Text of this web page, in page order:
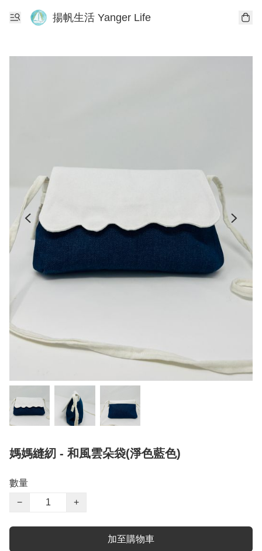
揚帆生活 Yanger Life
媽媽縫紉 - 和風雲朵袋(淨色藍色)
數量
−
+
加至購物車